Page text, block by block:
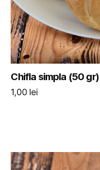
Chifla simpla (50 gr)
1,00 lei